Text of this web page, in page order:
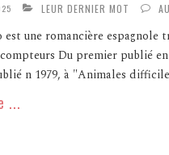
LEUR DERNIER MOT
est une romancière espagnole
Du premier publié
n 1979, à "Animales
...